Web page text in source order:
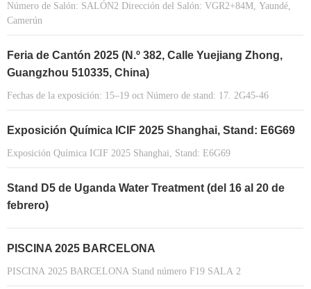
Número de Salón: SALÓN2 Dirección del Salón: VGR2+84M, Yaundé,
Camerún
Feria de Cantón 2025 (N.º 382, Calle Yuejiang Zhong,
Guangzhou 510335, China)
Fechas de la exposición: 15–19 oct Número de stand: 17. 2G45-46
Exposición Química ICIF 2025 Shanghai, Stand: E6G69
Exposición Química ICIF 2025 Shanghai, Stand: E6G69
Stand D5 de Uganda Water Treatment (del 16 al 20 de
febrero)
PISCINA 2025 BARCELONA
PISCINA 2025 BARCELONA Stand número F19 SALA 2